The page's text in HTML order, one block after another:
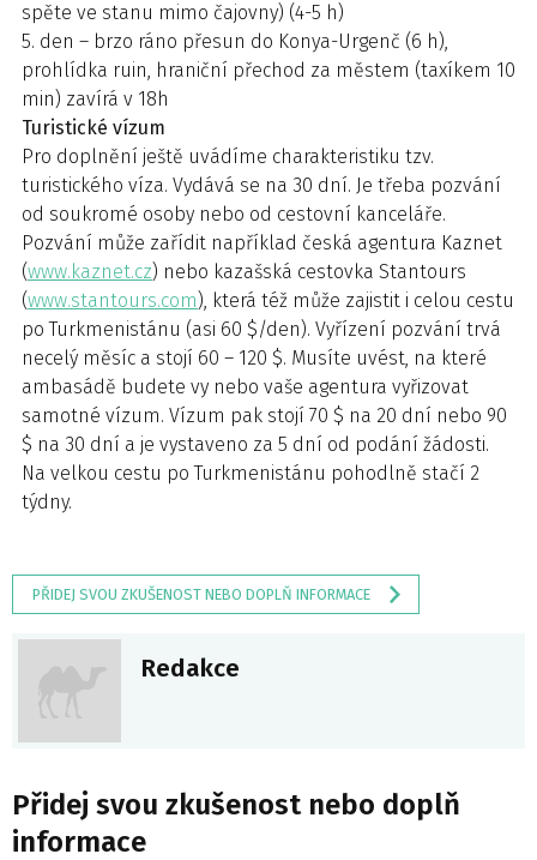
spěte ve stanu mimo čajovny) (4-5 h)
5. den – brzo ráno přesun do Konya-Urgenč (6 h),
prohlídka ruin, hraniční přechod za městem (taxíkem 10
min) zavírá v 18h
Turistické vízum
Pro doplnění ještě uvádíme charakteristiku tzv.
turistického víza. Vydává se na 30 dní. Je třeba pozvání
od soukromé osoby nebo od cestovní kanceláře.
Pozvání může zařídit například česká agentura Kaznet
(www.kaznet.cz) nebo kazašská cestovka Stantours
(www.stantours.com), která též může zajistit i celou cestu
po Turkmenistánu (asi 60 $/den). Vyřízení pozvání trvá
necelý měsíc a stojí 60 – 120 $. Musíte uvést, na které
ambasádě budete vy nebo vaše agentura vyřizovat
samotné vízum. Vízum pak stojí 70 $ na 20 dní nebo 90
$ na 30 dní a je vystaveno za 5 dní od podání žádosti.
Na velkou cestu po Turkmenistánu pohodlně stačí 2
týdny.
PŘIDEJ SVOU ZKUŠENOST NEBO DOPLŇ INFORMACE
Redakce
Přidej svou zkušenost nebo doplň
informace